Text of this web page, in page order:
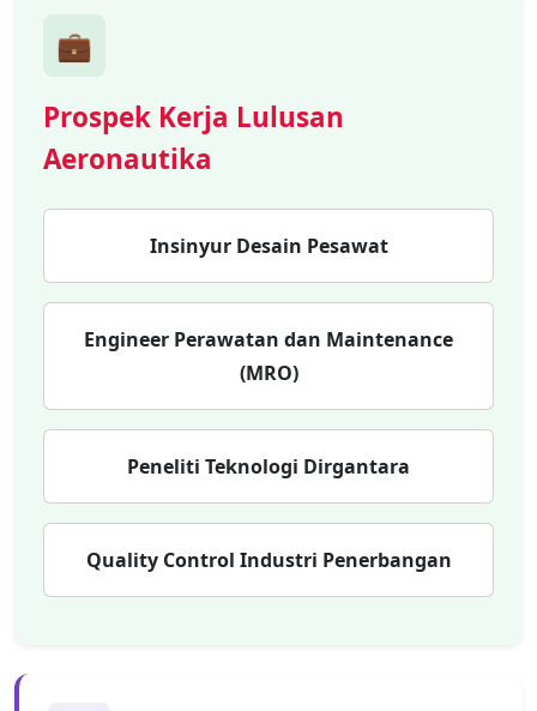
💼
Prospek Kerja Lulusan
Aeronautika
Insinyur Desain Pesawat
Engineer Perawatan dan Maintenance
(MRO)
Peneliti Teknologi Dirgantara
Quality Control Industri Penerbangan